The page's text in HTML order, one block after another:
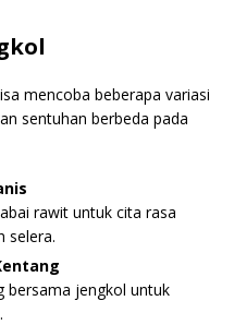
mencoba beberapa variasi
sentuhan berbeda pada
rawit untuk cita rasa
selera.
bersama jengkol untuk